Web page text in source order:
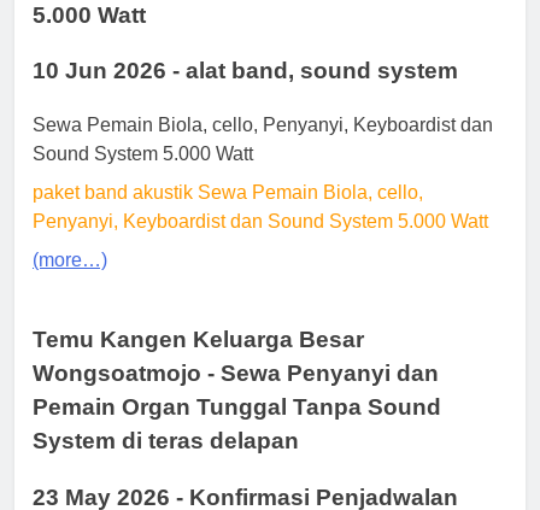
5.000 Watt
10 Jun 2026 - alat band, sound system
Sewa Pemain Biola, cello, Penyanyi, Keyboardist dan
Sound System 5.000 Watt
paket band akustik Sewa Pemain Biola, cello,
Penyanyi, Keyboardist dan Sound System 5.000 Watt
(more…)
Temu Kangen Keluarga Besar
Wongsoatmojo - Sewa Penyanyi dan
Pemain Organ Tunggal Tanpa Sound
System di teras delapan
23 May 2026 - Konfirmasi Penjadwalan